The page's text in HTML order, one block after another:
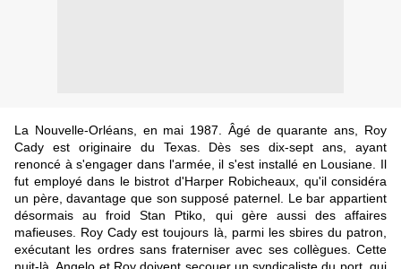
La Nouvelle-Orléans, en mai 1987. Âgé de quarante ans, Roy
Cady est originaire du Texas. Dès ses dix-sept ans, ayant
renoncé à s'engager dans l'armée, il s'est installé en Lousiane. Il
fut employé dans le bistrot d'Harper Robicheaux, qu'il considéra
un père, davantage que son supposé paternel. Le bar appartient
désormais au froid Stan Ptiko, qui gère aussi des affaires
mafieuses. Roy Cady est toujours là, parmi les sbires du patron,
exécutant les ordres sans fraterniser avec ses collègues. Cette